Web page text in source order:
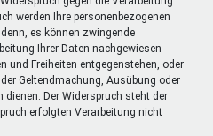
werden Ihre personenbezogenen
es können zwingende
Ihrer Daten nachgewiesen
und Freiheiten entgegenstehen, oder
Geltendmachung, Ausübung oder
Der Widerspruch steht der
erfolgten Verarbeitung nicht